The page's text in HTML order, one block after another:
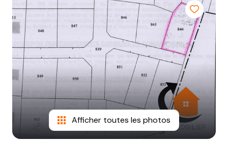
NOTRE
AGENCE
CONTACT
Afficher toutes les photos